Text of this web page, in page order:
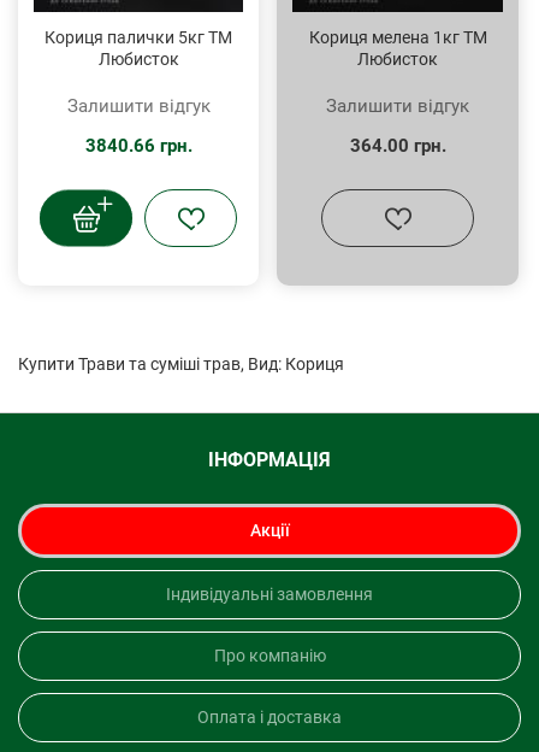
Кориця палички 5кг ТМ
Любисток
Залишити відгук
3840.66 грн.
Кориця мелена 1кг ТМ
Любисток
Залишити відгук
364.00 грн.
Купити Трави та суміші трав, Вид: Кориця
ІНФОРМАЦІЯ
Акції
Індивідуальні замовлення
Про компанію
Оплата і доставка